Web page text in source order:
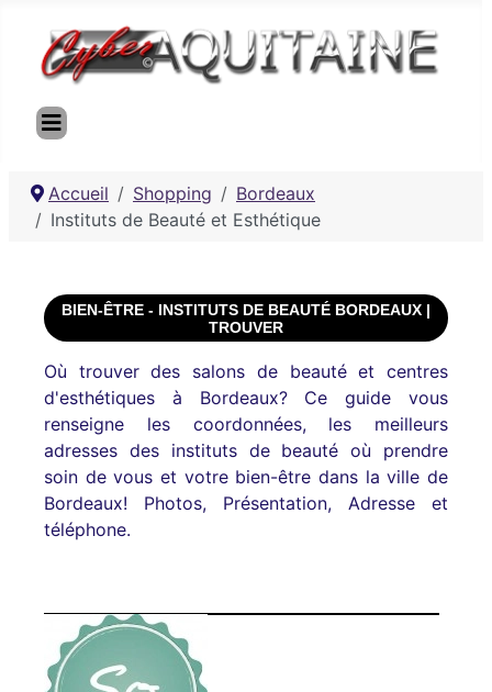
Accueil Shopping
Bordeaux
Instituts de Beauté et Esthétique
BIEN-ÊTRE - INSTITUTS DE BEAUTÉ BORDEAUX |
TROUVER
Où trouver des salons de beauté et centres
d'esthétiques à Bordeaux? Ce guide vous
renseigne les coordonnées, les meilleurs
adresses des instituts de beauté où prendre
soin de vous et votre bien-être dans la ville de
Bordeaux! Photos, Présentation, Adresse et
téléphone.